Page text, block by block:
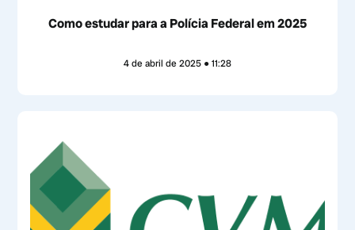
Como estudar para a Polícia Federal em 2025
4 de abril de 2025 11:28